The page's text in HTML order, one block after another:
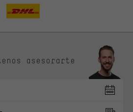
asesorarte
nos ayudan a identificar tus